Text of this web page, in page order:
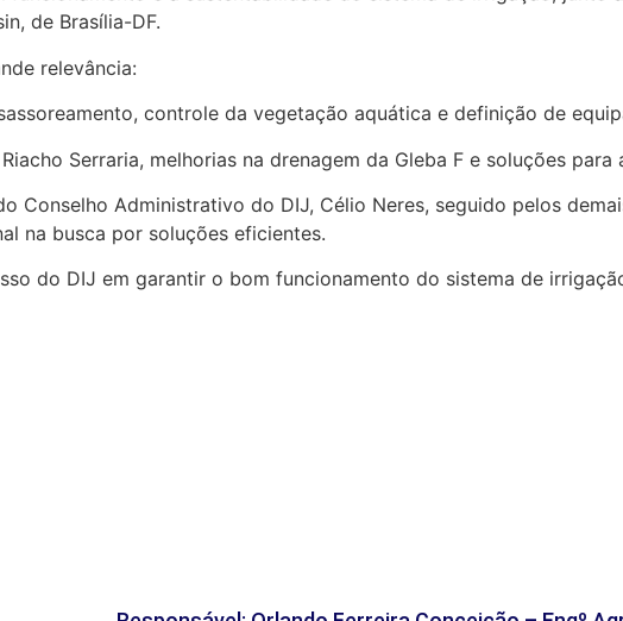
de Brasília-DF.
relevância:
controle da vegetação aquática e definição de
Serraria, melhorias na drenagem da Gleba F e soluções
Conselho Administrativo do DIJ, Célio Neres, seguido pelos
na busca por soluções eficientes.
do DIJ em garantir o bom funcionamento do sistema de